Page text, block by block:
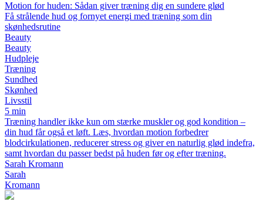
Motion for huden: Sådan giver træning dig en sundere glød
Få strålende hud og fornyet energi med træning som din
skønhedsrutine
Beauty
Beauty
Hudpleje
Træning
Sundhed
Skønhed
Livsstil
5 min
Træning handler ikke kun om stærke muskler og god kondition –
din hud får også et løft. Læs, hvordan motion forbedrer
blodcirkulationen, reducerer stress og giver en naturlig glød indefra,
samt hvordan du passer bedst på huden før og efter træning.
Sarah Kromann
Sarah
Kromann